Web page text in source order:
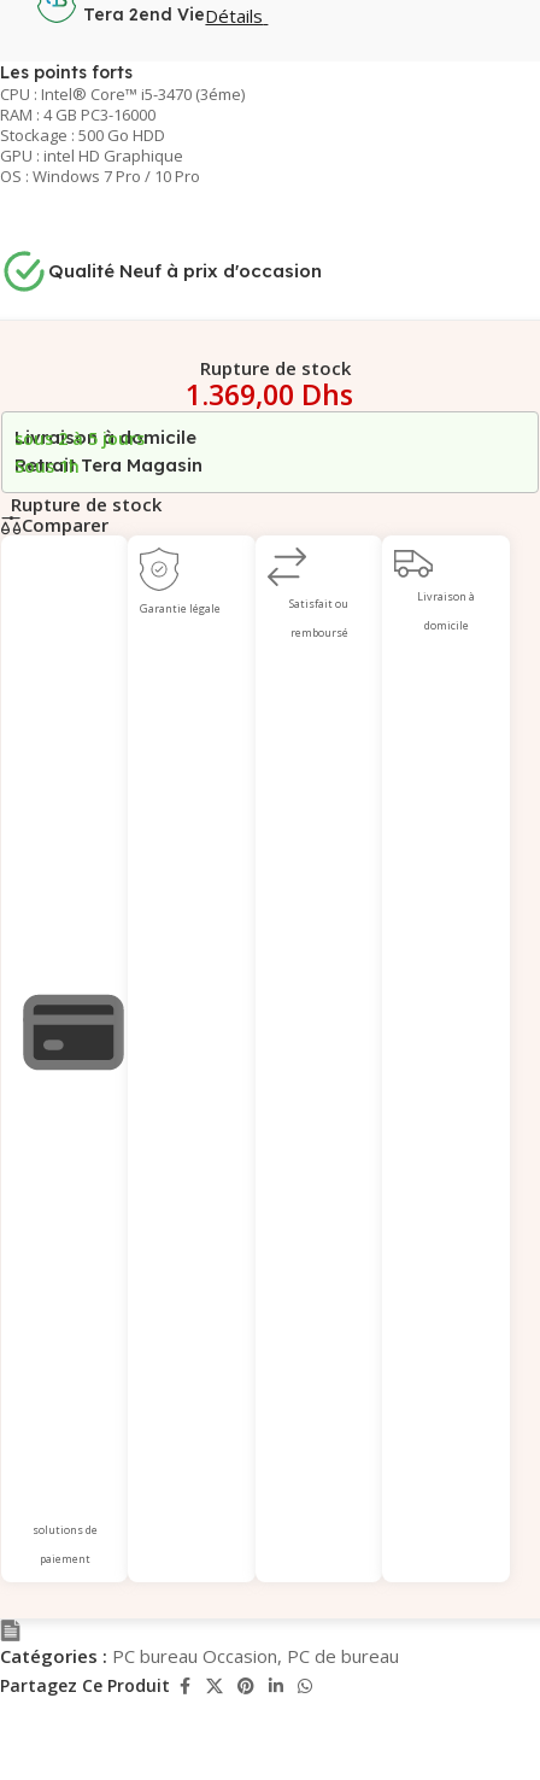
Tera 2end VieDétails
Les points forts
CPU : Intel® Core™ i5-3470 (3éme)
RAM : 4 GB PC3-16000
Stockage : 500 Go HDD
GPU : intel HD Graphique
OS : Windows 7 Pro / 10 Pro
Qualité Neuf à prix d'occasion
Rupture de stock
1.369,00 Dhs
Livraison à domicile
sous 2 à 5 jours
Retrait Tera Magasin
Sous 1h
Rupture de stock
Comparer
solutions de
paiement
Garantie légale
Satisfait ou
remboursé
Livraison à
domicile
Catégories : PC bureau Occasion, PC de bureau
Partagez Ce Produit